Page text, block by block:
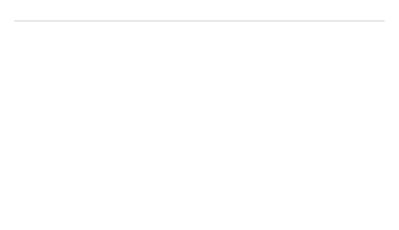
законик, по иницијатива на ВМРО-ДПМНЕ, повторно